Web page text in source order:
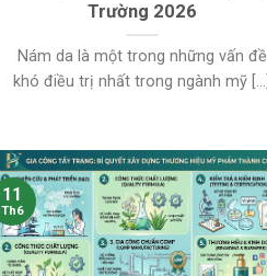
Trường 2026
Nám da là một trong những vấn đề
khó điều trị nhất trong ngành mỹ [...]
11
Th6